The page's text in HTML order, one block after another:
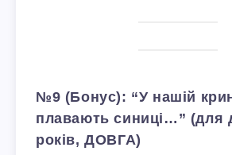
№9 (Бонус): “У нашій
плавають синиці…” (для
років, ДОВГА)